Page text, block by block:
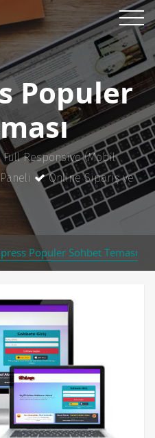
Populer
Full Responsive (Mobil
Online Sipariş ve
Populer Sohbet Teması